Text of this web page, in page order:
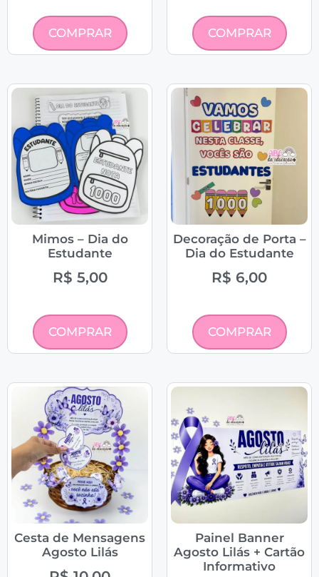
COMPRAR COMPRAR
Mimos – Dia do
Estudante
R$ 5,00
COMPRAR
Decoração de Porta –
Dia do Estudante
R$ 6,00
COMPRAR
Cesta de Mensagens
Agosto Lilás
Painel Banner
Agosto Lilás + Cartão
Informativo